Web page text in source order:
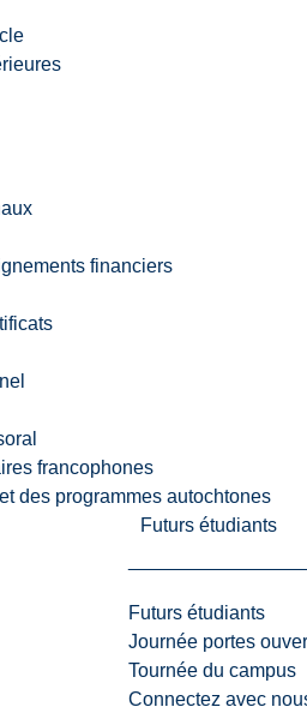
financiers
francophones
des programmes autochtones
Futurs étudiants
Futurs étudiants
Journée portes
Tournée du campus
Connectez avec